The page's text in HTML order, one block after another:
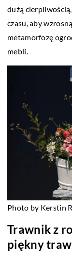
dużą
czasu, aby
metamorfozę
mebli.
Photo by Kerstin
Trawnik z
piękny